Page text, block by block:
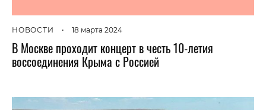
НОВОСТИ • 18 марта 2024
В Москве проходит концерт в честь 10-летия
воссоединения Крыма с Россией